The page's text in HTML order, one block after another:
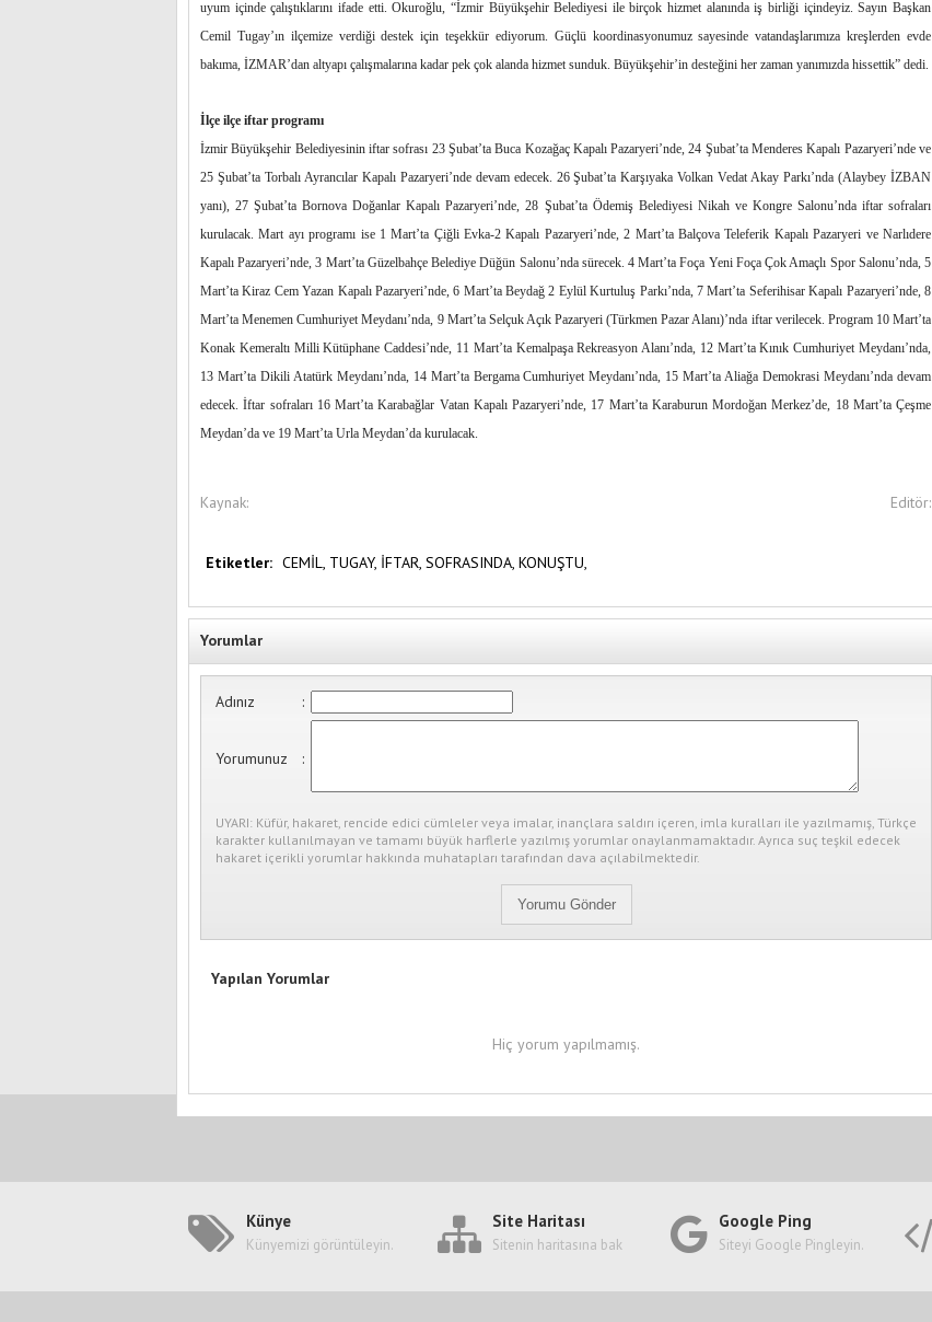
uyum içinde çalıştıklarını ifade etti. Okuroğlu, “İzmir Büyükşehir Belediyesi ile birçok hizmet alanında iş birliği içindeyiz. Sayın Başkan
Cemil Tugay’ın ilçemize verdiği destek için teşekkür ediyorum. Güçlü koordinasyonumuz sayesinde vatandaşlarımıza kreşlerden evde
bakıma, İZMAR’dan altyapı çalışmalarına kadar pek çok alanda hizmet sunduk. Büyükşehir’in desteğini her zaman yanımızda hissettik” dedi.
İlçe ilçe iftar programı
İzmir Büyükşehir Belediyesinin iftar sofrası 23 Şubat’ta Buca Kozağaç Kapalı Pazaryeri’nde, 24 Şubat’ta Menderes Kapalı Pazaryeri’nde ve
25 Şubat’ta Torbalı Ayrancılar Kapalı Pazaryeri’nde devam edecek. 26 Şubat’ta Karşıyaka Volkan Vedat Akay Parkı’nda (Alaybey İZBAN
yanı), 27 Şubat’ta Bornova Doğanlar Kapalı Pazaryeri’nde, 28 Şubat’ta Ödemiş Belediyesi Nikah ve Kongre Salonu’nda iftar sofraları
kurulacak. Mart ayı programı ise 1 Mart’ta Çiğli Evka-2 Kapalı Pazaryeri’nde, 2 Mart’ta Balçova Teleferik Kapalı Pazaryeri ve Narlıdere
Kapalı Pazaryeri’nde, 3 Mart’ta Güzelbahçe Belediye Düğün Salonu’nda sürecek. 4 Mart’ta Foça Yeni Foça Çok Amaçlı Spor Salonu’nda, 5
Mart’ta Kiraz Cem Yazan Kapalı Pazaryeri’nde, 6 Mart’ta Beydağ 2 Eylül Kurtuluş Parkı’nda, 7 Mart’ta Seferihisar Kapalı Pazaryeri’nde, 8
Mart’ta Menemen Cumhuriyet Meydanı’nda, 9 Mart’ta Selçuk Açık Pazaryeri (Türkmen Pazar Alanı)’nda iftar verilecek. Program 10 Mart’ta
Konak Kemeraltı Milli Kütüphane Caddesi’nde, 11 Mart’ta Kemalpaşa Rekreasyon Alanı’nda, 12 Mart’ta Kınık Cumhuriyet Meydanı’nda,
13 Mart’ta Dikili Atatürk Meydanı’nda, 14 Mart’ta Bergama Cumhuriyet Meydanı’nda, 15 Mart’ta Aliağa Demokrasi Meydanı’nda devam
edecek. İftar sofraları 16 Mart’ta Karabağlar Vatan Kapalı Pazaryeri’nde, 17 Mart’ta Karaburun Mordoğan Merkez’de, 18 Mart’ta Çeşme
Meydan’da ve 19 Mart’ta Urla Meydan’da kurulacak.
Kaynak: Editör:
Etiketler: CEMİL, TUGAY, İFTAR, SOFRASINDA, KONUŞTU,
Yorumlar
Adınız :
Yorumunuz :
UYARI: Küfür, hakaret, rencide edici cümleler veya imalar, inançlara saldırı içeren, imla kuralları ile yazılmamış, Türkçe
karakter kullanılmayan ve tamamı büyük harflerle yazılmış yorumlar onaylanmamaktadır. Ayrıca suç teşkil edecek
hakaret içerikli yorumlar hakkında muhatapları tarafından dava açılabilmektedir.
Yapılan Yorumlar
Hiç yorum yapılmamış.
Künye
Künyemizi görüntüleyin.
Site Haritası
Sitenin haritasına bak
Google Ping
Siteyi Google Pingleyin.